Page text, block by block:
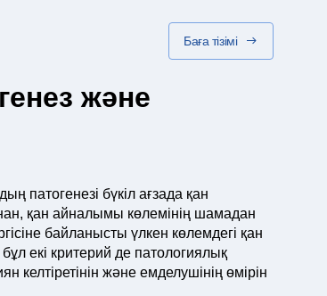
Баға тізімі
және
патогенезі бүкіл ағзада қан
қан айналымы көлемінің шамадан
байланысты үлкен көлемдегі қан
екі критерий де патологиялық
және емделушінің өмірін